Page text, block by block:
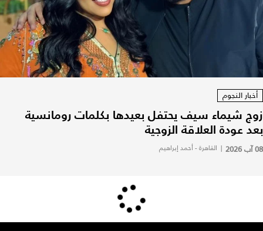
أخبار النجوم
زوج شيماء سيف يحتفل بعيدها بكلمات رومانسية
بعد عودة العلاقة الزوجية
08 آب 2026 | القاهرة - أحمد إبراهيم